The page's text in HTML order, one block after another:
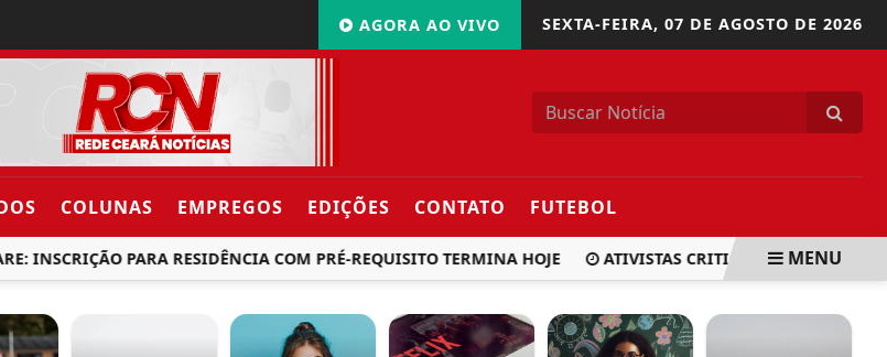
SEXTA-FEIRA, 07 DE AGOSTO DE 2026
AGORA AO VIVO
COLUNAS EMPREGOS EDIÇÕES CONTATO FUTEBOL
INSCRIÇÃO PARA RESIDÊNCIA COM PRÉ-REQUISITO TERMINA HOJE ATIVISTAS CRITICAM DEPORTAÇÕES
MENU